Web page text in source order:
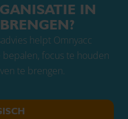
IN
helpt Omnyacc
focus te houden
te brengen.